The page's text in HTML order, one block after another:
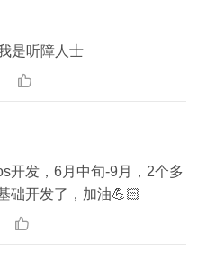
是听障人士

开发，6月中旬-9月，2个多
础开发了，加油💪🏻
